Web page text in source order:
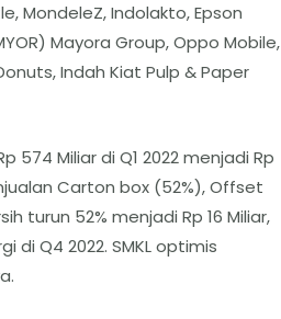
MondeleZ, Indolakto, Epson
Mayora Group, Oppo Mobile,
Indah Kiat Pulp & Paper
574 Miliar di Q1 2022 menjadi Rp
Carton box (52%), Offset
turun 52% menjadi Rp 16 Miliar,
di Q4 2022. SMKL optimis